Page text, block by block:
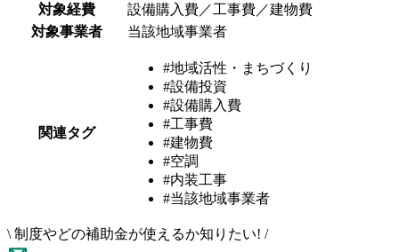
対象経費
設備購入費／工事費／建物費
対象事業者
当該地域事業者
関連タグ
#地域活性・まちづくり
#設備投資
#設備購入費
#工事費
#建物費
#空調
#内装工事
#当該地域事業者
\ 制度やどの補助金が使えるか知りたい! /